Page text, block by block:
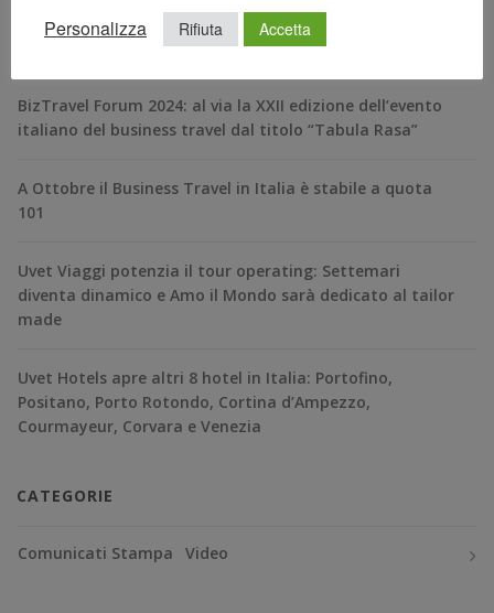
A Novembre il Business Travel in Italia è a quota 95
BizTravel Forum 2024: al via la XXII edizione dell’evento
italiano del business travel dal titolo “Tabula Rasa”
A Ottobre il Business Travel in Italia è stabile a quota
101
Uvet Viaggi potenzia il tour operating: Settemari
diventa dinamico e Amo il Mondo sarà dedicato al tailor
made
Uvet Hotels apre altri 8 hotel in Italia: Portofino,
Positano, Porto Rotondo, Cortina d’Ampezzo,
Courmayeur, Corvara e Venezia
CATEGORIE
Comunicati Stampa Video
Personalizza Rifiuta Accetta